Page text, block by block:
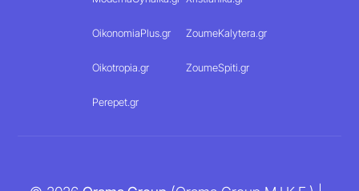
OikonomiaPlus.gr ZoumeKalytera.gr
Oikotropia.gr ZoumeSpiti.gr
Perepet.gr